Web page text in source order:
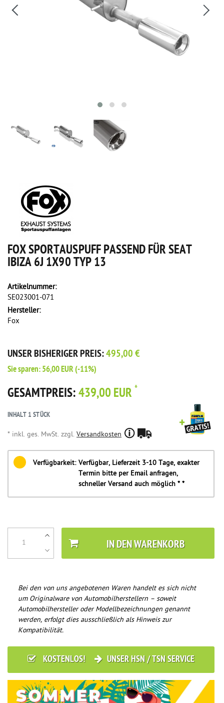
FOX SPORTAUSPUFF PASSEND FÜR SEAT
IBIZA 6J 1X90 TYP 13
Artikelnummer:
SE023001-071
Hersteller:
Fox
UNSER BISHERIGER PREIS:495,00 €
Sie sparen:56,00 EUR(-11%)
GESAMTPREIS:439,00 EUR *
INHALT 1STÜCK
* inkl. ges. MwSt. zzgl. Versandkosten
Verfügbarkeit: Verfügbar, Lieferzeit 3-10 Tage, exakter
Termin bitte per Email anfragen,
schneller Versand auch möglich * *
IN DEN WARENKORB
Bei den von uns angebotenen Waren handelt es sich nicht
um Originalware von Automobilherstellern – soweit
Automobilhersteller oder Modellbezeichnungen genannt
werden, erfolgt dies ausschließlich als Hinweis zur
Kompatibilität.
KOSTENLOS! UNSER HSN / TSN SERVICE